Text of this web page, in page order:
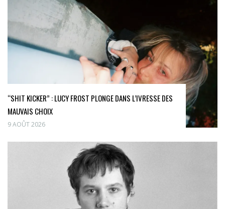
“SHIT KICKER” : LUCY FROST PLONGE DANS L’IVRESSE DES
MAUVAIS CHOIX
9 AOÛT 2026